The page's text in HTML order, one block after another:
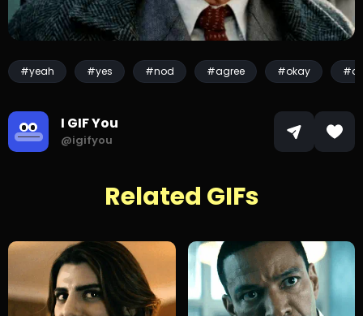
#yeah #yes #nod #agree #okay #ok
I GIF You
@igifyou
Related GIFs